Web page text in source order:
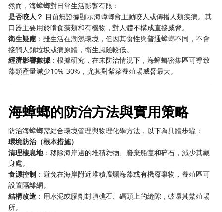
然而，海蟑螂對日常生活影響有限：
是否咬人？ ​ 目前無證據顯示海蟑螂會主動咬人或傳播人類疾病。其
口器主要用於啃食藻類和有機物，對人體不構成直接威脅。
衛生疑慮 ：雖生活在潮濕環境，但因其食性與普通蟑螂不同，不會
接觸人類垃圾或病原體，衛生風險較低。
經濟影響數據 ：根據研究，在未防治情況下，海蟑螂密集區可導致
藻類產量減少10%-30%，尤其對紫菜養殖場威脅最大。
海蟑螂的防治方法與實用策略
防治海蟑螂需結合環境管理與物理化學方法，以下為具體步驟：
環境防治（根本措施）
清理棲息地：移除海岸邊的堆積雜物、廢棄船隻和碎石，減少其藏
身處。
食源控制 ：避免在海岸附近堆積腐爛海藻或有機廢棄物，養殖區可
設置隔離網。
結構改造 ：用水泥或膠劑封填礁石、碼頭上的縫隙，破壞其繁殖場
所。